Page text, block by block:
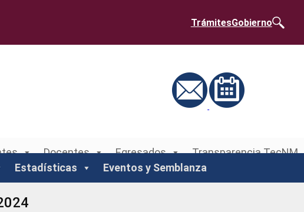
TrámitesGobierno
Docentes Egresados
Transparencia TecNM
Estadísticas Eventos y Semblanza